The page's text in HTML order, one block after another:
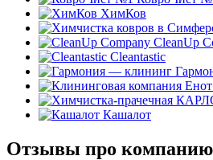
ХимКов
CleanUp
Cleantastic
Кашалот
Отзывы про